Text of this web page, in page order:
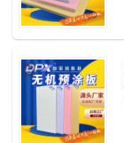
5